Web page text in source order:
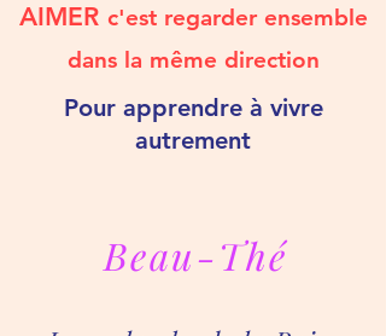
AIMER c'est regarder ensemble
dans la même direction
Pour apprendre à vivre
autrement
Beau-Thé